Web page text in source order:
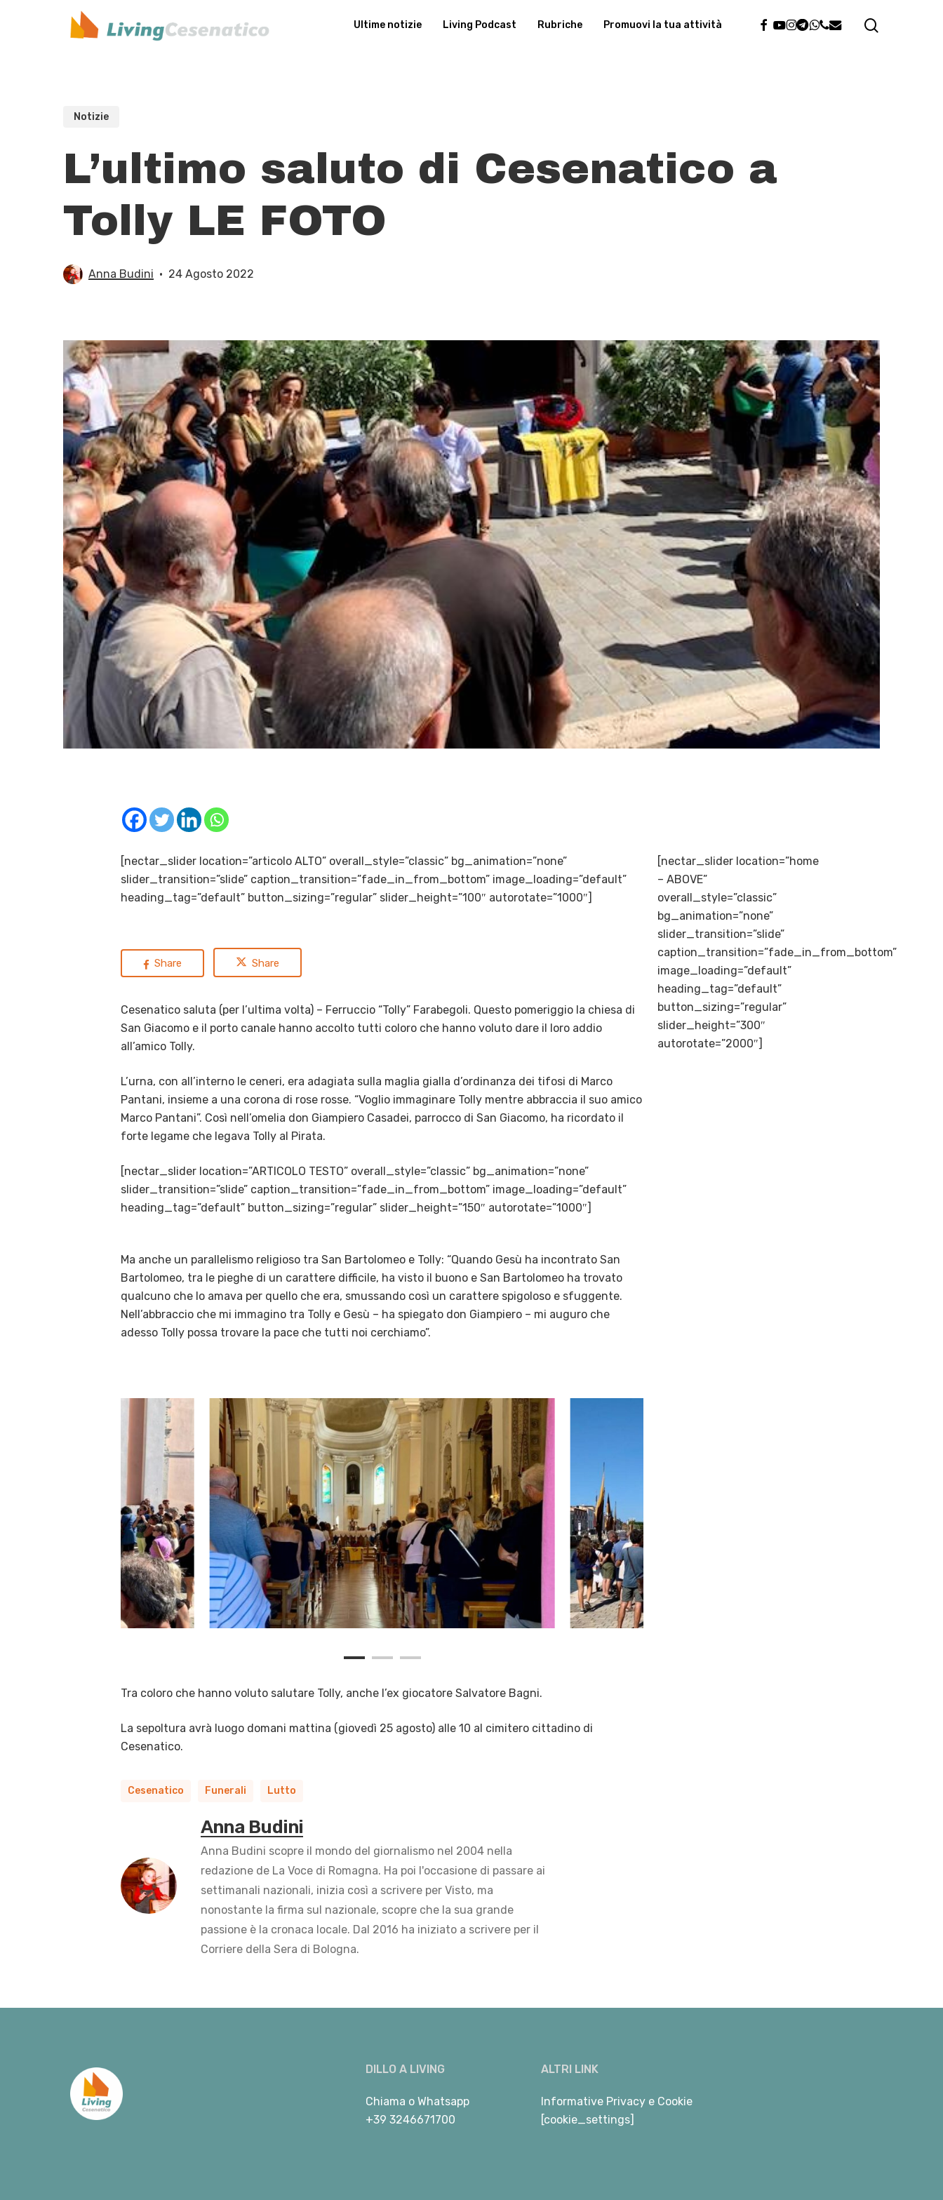
Ultime notizie Living Podcast Rubriche Promuovi la tua attività facebook
youtube
instagram
telegram
whatsapp
phone
email
Notizie
L’ultimo saluto di Cesenatico a
Tolly LE FOTO
Anna Budini 24 Agosto 2022
[nectar_slider location=”articolo ALTO” overall_style=”classic” bg_animation=”none”
slider_transition=”slide” caption_transition=”fade_in_from_bottom” image_loading=”default”
heading_tag=”default” button_sizing=”regular” slider_height=”100″ autorotate=”1000″]
Share Share
Cesenatico saluta (per l’ultima volta) – Ferruccio “Tolly” Farabegoli. Questo pomeriggio la chiesa di
San Giacomo e il porto canale hanno accolto tutti coloro che hanno voluto dare il loro addio
all’amico Tolly.
L’urna, con all’interno le ceneri, era adagiata sulla maglia gialla d’ordinanza dei tifosi di Marco
Pantani, insieme a una corona di rose rosse. “Voglio immaginare Tolly mentre abbraccia il suo amico
Marco Pantani”. Così nell’omelia don Giampiero Casadei, parrocco di San Giacomo, ha ricordato il
forte legame che legava Tolly al Pirata.
[nectar_slider location=”ARTICOLO TESTO” overall_style=”classic” bg_animation=”none”
slider_transition=”slide” caption_transition=”fade_in_from_bottom” image_loading=”default”
heading_tag=”default” button_sizing=”regular” slider_height=”150″ autorotate=”1000″]
Ma anche un parallelismo religioso tra San Bartolomeo e Tolly: “Quando Gesù ha incontrato San
Bartolomeo, tra le pieghe di un carattere difficile, ha visto il buono e San Bartolomeo ha trovato
qualcuno che lo amava per quello che era, smussando così un carattere spigoloso e sfuggente.
Nell’abbraccio che mi immagino tra Tolly e Gesù – ha spiegato don Giampiero – mi auguro che
adesso Tolly possa trovare la pace che tutti noi cerchiamo”.
Tra coloro che hanno voluto salutare Tolly, anche l’ex giocatore Salvatore Bagni.
La sepoltura avrà luogo domani mattina (giovedì 25 agosto) alle 10 al cimitero cittadino di
Cesenatico.
[nectar_slider location=”home
– ABOVE”
overall_style=”classic”
bg_animation=”none”
slider_transition=”slide”
caption_transition=”fade_in_from_bottom”
image_loading=”default”
heading_tag=”default”
button_sizing=”regular”
slider_height=”300″
autorotate=”2000″]
Cesenatico Funerali Lutto
Anna Budini
Anna Budini scopre il mondo del giornalismo nel 2004 nella
redazione de La Voce di Romagna. Ha poi l'occasione di passare ai
settimanali nazionali, inizia così a scrivere per Visto, ma
nonostante la firma sul nazionale, scopre che la sua grande
passione è la cronaca locale. Dal 2016 ha iniziato a scrivere per il
Corriere della Sera di Bologna.
DILLO A LIVING
Chiama o Whatsapp
+39 3246671700
ALTRI LINK
Informative Privacy e Cookie
[cookie_settings]